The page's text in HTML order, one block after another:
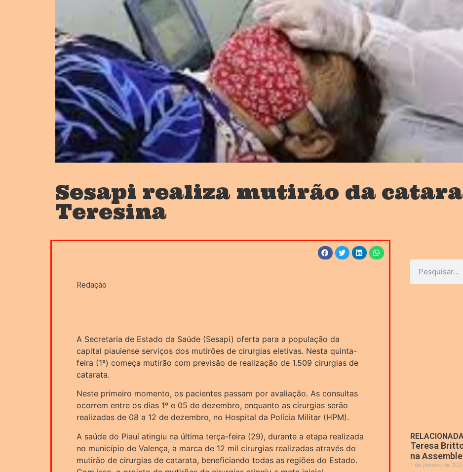
Sesapi realiza mutirão da
Teresina
Redação
A Secretaria de Estado da Saúde (Sesapi) oferta para a população da
capital piauiense serviços dos mutirões de cirurgias eletivas. Nesta quinta-
feira (1º) começa mutirão com previsão de realização de 1.509 cirurgias de
catarata.
Neste primeiro momento, os pacientes passam por avaliação. As consultas
ocorrem entre os dias 1º e 05 de dezembro, enquanto as cirurgias serão
realizadas de 08 a 12 de dezembro, no Hospital da Polícia Militar (HPM).
A saúde do Piauí atingiu na última terça-feira (29), durante a etapa realizada
no município de Valença, a marca de 12 mil cirurgias realizadas através do
mutirão de cirurgias de catarata, beneficiando todas as regiões do Estado.
Teresa
na
1 de janeiro de